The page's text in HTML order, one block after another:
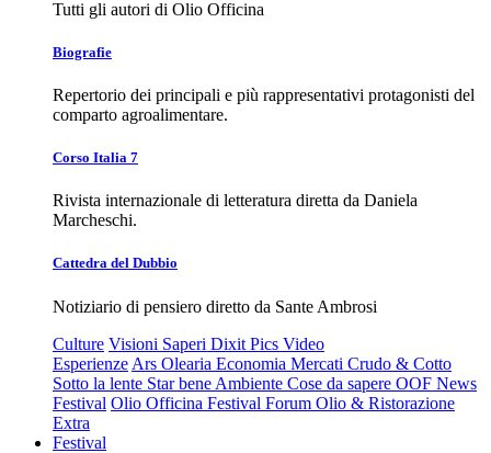
Tutti gli autori di Olio Officina
Biografie
Repertorio dei principali e più rappresentativi protagonisti del
comparto agroalimentare.
Corso Italia 7
Rivista internazionale di letteratura diretta da Daniela
Marcheschi.
Cattedra del Dubbio
Notiziario di pensiero diretto da Sante Ambrosi
Culture Visioni Saperi Dixit Pics Video
Esperienze Ars Olearia Economia Mercati Crudo & Cotto
Sotto la lente Star bene Ambiente Cose da sapere OOF News
Festival Olio Officina Festival Forum Olio & Ristorazione
Extra
Festival